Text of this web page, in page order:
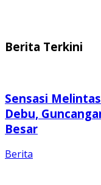
Berita Terkini
Sensasi
Debu,
Besar
Berita